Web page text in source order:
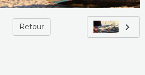
Retour